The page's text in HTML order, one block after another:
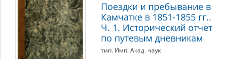
Поездки и пребывание в
Камчатке в 1851-1855 гг..
Ч. 1. Исторический отчет
по путевым дневникам
тип. Имп. Акад. наук